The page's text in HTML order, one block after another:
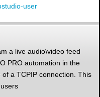
a live audio\video feed
PRO automation in the
a TCPIP connection. This